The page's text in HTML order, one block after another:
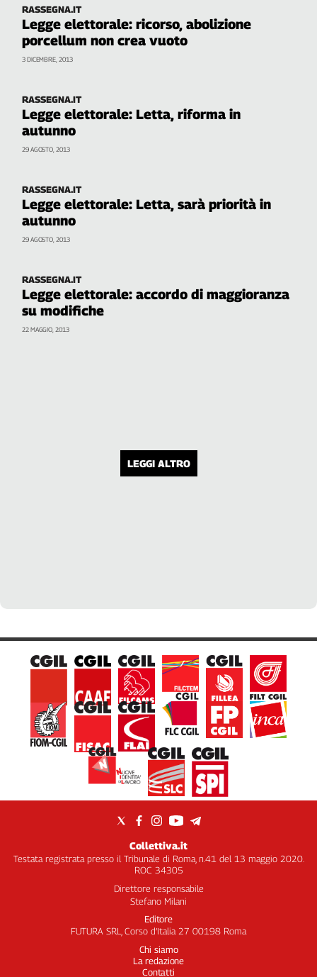
RASSEGNA.IT
Legge elettorale: ricorso, abolizione
porcellum non crea vuoto
3 DICEMBRE, 2013
RASSEGNA.IT
Legge elettorale: Letta, riforma in
autunno
29 AGOSTO, 2013
RASSEGNA.IT
Legge elettorale: Letta, sarà priorità in
autunno
29 AGOSTO, 2013
RASSEGNA.IT
Legge elettorale: accordo di maggioranza
su modifiche
22 MAGGIO, 2013
LEGGI ALTRO
Collettiva.it
Testata registrata presso il Tribunale di Roma, n.41 del 13 maggio 2020.
ROC 34305
Direttore responsabile
Stefano Milani
Editore
FUTURA SRL, Corso d’Italia 27 00198 Roma
Chi siamo
La redazione
Contatti